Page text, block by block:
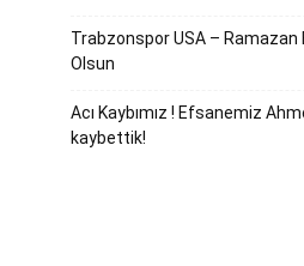
Trabzonspor USA – Ramazan
Olsun
Acı Kaybımız ! Efsanemiz
kaybettik!